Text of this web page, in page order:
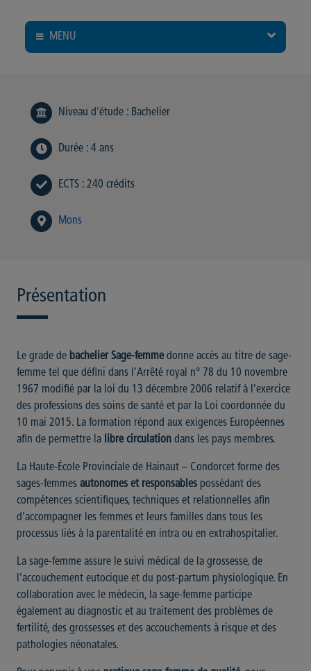
MENU
Niveau d'étude : Bachelier
Durée : 4 ans
ECTS : 240 crédits
Mons
Présentation
Le grade de bachelier Sage-femmedonne accès au titre de sage-
femme tel que défini dans l’Arrêté royal n° 78 du 10 novembre
1967 modifié par la loi du 13 décembre 2006 relatif à l’exercice
des professions des soins de santé et par la Loi coordonnée du
10 mai 2015. La formation répond aux exigences Européennes
afin de permettre la libre circulation dans les pays membres.
La Haute-École Provinciale de Hainaut – Condorcet forme des
sages-femmes autonomes et responsables possédant des
compétences scientifiques, techniques et relationnelles afin
d’accompagner les femmes et leurs familles dans tous les
processus liés à la parentalité en intra ou en extrahospitalier.
La sage-femme assure le suivi médical de la grossesse, de
l’accouchement eutocique et du post-partum physiologique. En
collaboration avec le médecin, la sage-femme participe
également au diagnostic et au traitement des problèmes de
fertilité, des grossesses et des accouchements à risque et des
pathologies néonatales.